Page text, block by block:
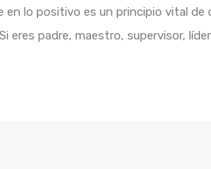
en lo positivo es un principio vital de
eres padre, maestro, supervisor,